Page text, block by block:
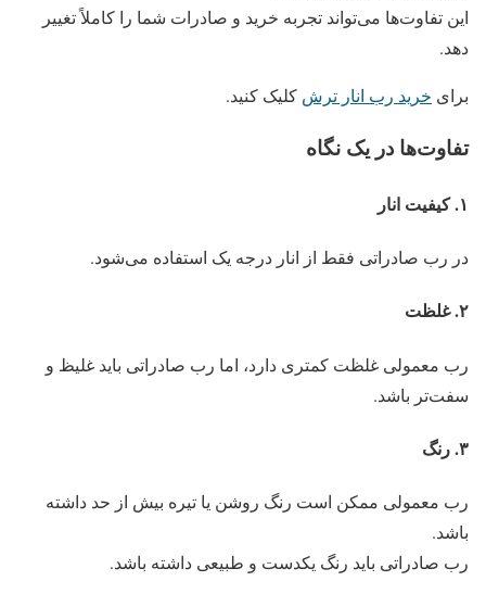
این تفاوت‌ها می‌تواند تجربه خرید و صادرات شما را کاملاً تغییر
دهد.
برای خرید رب انار ترش کلیک کنید.
تفاوت‌ها در یک نگاه
۱.کیفیت انار
در رب صادراتی فقط از انار درجه یک استفاده می‌شود.
۲.غلظت
رب معمولی غلظت کمتری دارد، اما رب صادراتی باید غلیظ و
سفت‌تر باشد.
۳.رنگ
رب معمولی ممکن است رنگ روشن یا تیره بیش از حد داشته
باشد.
رب صادراتی باید رنگ یکدست و طبیعی داشته باشد.